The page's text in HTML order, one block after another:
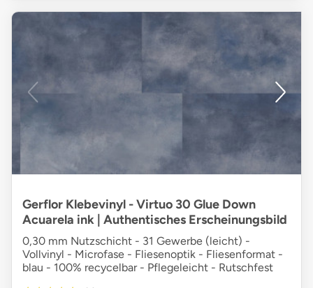
Gerflor Klebevinyl - Virtuo 30 Glue Down
Acuarela ink | Authentisches Erscheinungsbild
0,30 mm Nutzschicht - 31 Gewerbe (leicht) -
Vollvinyl - Microfase - Fliesenoptik - Fliesenformat -
blau - 100% recycelbar - Pflegeleicht - Rutschfest